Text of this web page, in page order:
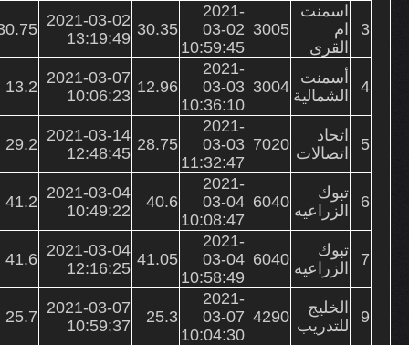
3
اسمنت
ام
القرى
3005
2021-
03-02
10:59:45
30.35
2021-03-02
13:19:49
4
أسمنت
الشمالية 3004
2021-
03-03
10:36:10
12.96
2021-03-07
10:06:23
13.2
5
اتحاد
اتصالات 7020
2021-
03-03
11:32:47
28.75
2021-03-14
12:48:45
29.2
6
تبوك
الزراعيه 6040
2021-
03-04
10:08:47
40.6
2021-03-04
10:49:22
41.2
7
تبوك
الزراعيه 6040
2021-
03-04
10:58:49
41.05
2021-03-04
12:16:25
41.6
9
الخليج
للتدريب 4290
2021-
03-07
10:04:30
25.3
2021-03-07
10:59:37
25.7